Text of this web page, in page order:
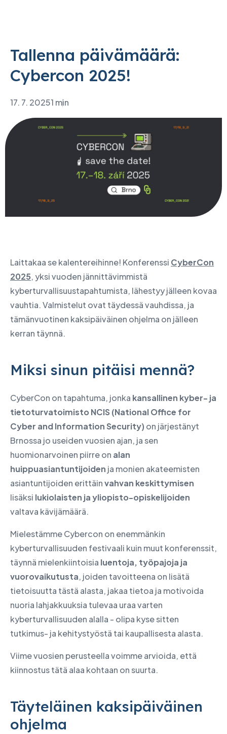
Tallenna päivämäärä:
Cybercon 2025!
17. 7. 20251 min
Laittakaa se kalentereihinne! Konferenssi CyberCon
2025, yksi vuoden jännittävimmistä
kyberturvallisuustapahtumista, lähestyy jälleen kovaa
vauhtia. Valmistelut ovat täydessä vauhdissa, ja
tämänvuotinen kaksipäiväinen ohjelma on jälleen
kerran täynnä.
Miksi sinun pitäisi mennä?
CyberCon on tapahtuma, jonka kansallinen kyber- ja
tietoturvatoimisto NCIS (National Office for
Cyber and Information Security) on järjestänyt
Brnossa jo useiden vuosien ajan, ja sen
huomionarvoinen piirre on alan
huippuasiantuntijoiden ja monien akateemisten
asiantuntijoiden erittäinvahvan keskittymisen
lisäksi lukiolaisten ja yliopisto-opiskelijoiden
valtava kävijämäärä.
Mielestämme Cybercon on enemmänkin
kyberturvallisuuden festivaali kuin muut konferenssit,
täynnä mielenkiintoisia luentoja, työpajoja ja
vuorovaikutusta, joiden tavoitteena on lisätä
tietoisuutta tästä alasta, jakaa tietoa ja motivoida
nuoria lahjakkuuksia tulevaa uraa varten
kyberturvallisuuden alalla - olipa kyse sitten
tutkimus- ja kehitystyöstä tai kaupallisesta alasta.
Viime vuosien perusteella voimme arvioida, että
kiinnostus tätä alaa kohtaan on suurta.
Täyteläinen kaksipäiväinen
ohjelma